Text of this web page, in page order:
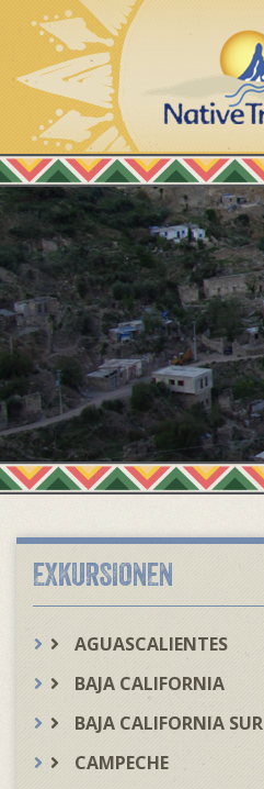
EXKURSIONEN
AGUASCALIENTES
BAJA CALIFORNIA
BAJA CALIFORNIA SUR
CAMPECHE